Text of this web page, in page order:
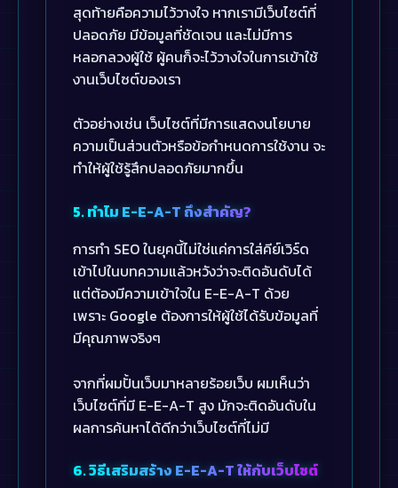
สุดท้ายคือความไว้วางใจ หากเรามีเว็บไซต์ที่
ปลอดภัย มีข้อมูลที่ชัดเจน และไม่มีการ
หลอกลวงผู้ใช้ ผู้คนก็จะไว้วางใจในการเข้าใช้
งานเว็บไซต์ของเรา
ตัวอย่างเช่น เว็บไซต์ที่มีการแสดงนโยบาย
ความเป็นส่วนตัวหรือข้อกำหนดการใช้งาน จะ
ทำให้ผู้ใช้รู้สึกปลอดภัยมากขึ้น
5. ทำไม E-E-A-T ถึงสำคัญ?
การทำ SEO ในยุคนี้ไม่ใช่แค่การใส่คีย์เวิร์ด
เข้าไปในบทความแล้วหวังว่าจะติดอันดับได้
แต่ต้องมีความเข้าใจใน E-E-A-T ด้วย
เพราะ Google ต้องการให้ผู้ใช้ได้รับข้อมูลที่
มีคุณภาพจริงๆ
จากที่ผมปั้นเว็บมาหลายร้อยเว็บ ผมเห็นว่า
เว็บไซต์ที่มี E-E-A-T สูง มักจะติดอันดับใน
ผลการค้นหาได้ดีกว่าเว็บไซต์ที่ไม่มี
6. วิธีเสริมสร้าง E-E-A-T ให้กับเว็บไซต์